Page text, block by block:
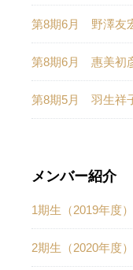
第8期6月 野澤友
第8期6月 惠美初
第8期5月 羽生祥
メンバー紹介
1期生（2019年度）
2期生（2020年度）